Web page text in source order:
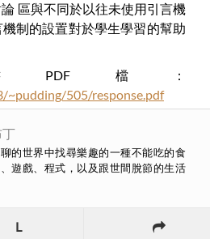
區與不同於以往未使用引言機
制的設置對於學生學習的幫助
檔：
~pudding/505/response.pdf
的世界中找尋樂趣的一種不能吃的食
遊戲、程式，以及跟世間脫節的生活
L